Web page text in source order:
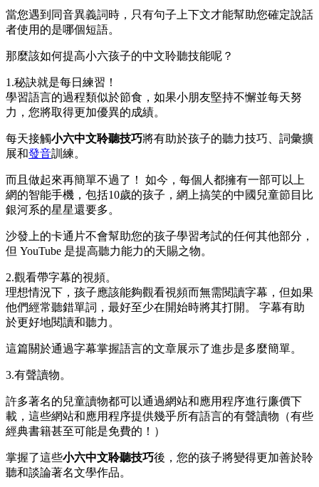
當您遇到同音異義詞時，只有句子上下文才能幫助您確定說話
者使用的是哪個短語。
那麼該如何提高小六孩子的中文聆聽技能呢？
1.秘訣就是每日練習！
學習語言的過程類似於節食，如果小朋友堅持不懈並每天努
力，您將取得更加優異的成績。
每天接觸小六中文聆聽技巧將有助於孩子的聽力技巧、詞彙擴
展和發音訓練。
而且做起來再簡單不過了！ 如今，每個人都擁有一部可以上
網的智能手機，包括10歲的孩子，網上搞笑的中國兒童節目比
銀河系的星星還要多。
沙發上的卡通片不會幫助您的孩子學習考試的任何其他部分，
但 YouTube 是提高聽力能力的天賜之物。
2.觀看帶字幕的視頻。
理想情況下，孩子應該能夠觀看視頻而無需閱讀字幕，但如果
他們經常聽錯單詞，最好至少在開始時將其打開。 字幕有助
於更好地閱讀和聽力。
這篇關於通過字幕掌握語言的文章展示了進步是多麼簡單。
3.有聲讀物。
許多著名的兒童讀物都可以通過網站和應用程序進行廉價下
載，這些網站和應用程序提供幾乎所有語言的有聲讀物（有些
經典書籍甚至可能是免費的！）
掌握了這些小六中文聆聽技巧後，您的孩子將變得更加善於聆
聽和談論著名文學作品。